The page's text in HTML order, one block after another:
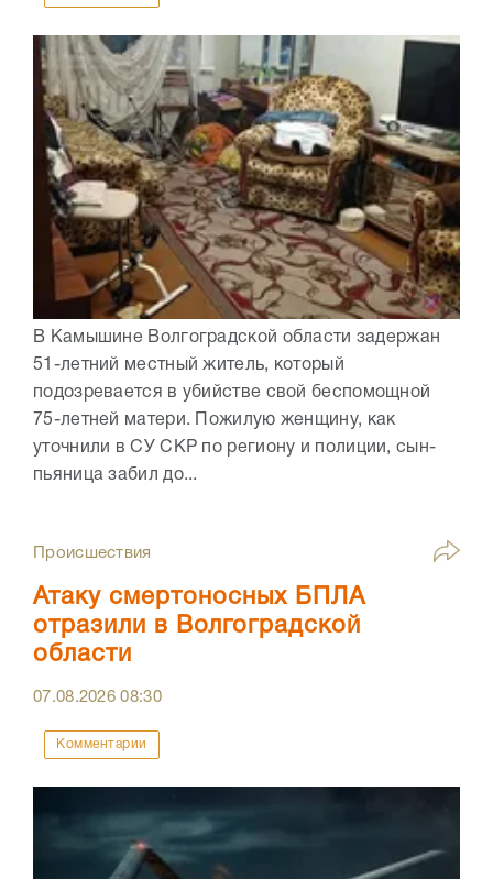
В Камышине Волгоградской области задержан
51-летний местный житель, который
подозревается в убийстве свой беспомощной
75-летней матери. Пожилую женщину, как
уточнили в СУ СКР по региону и полиции, сын-
пьяница забил до...
Происшествия
Атаку смертоносных БПЛА
отразили в Волгоградской
области
07.08.202608:30
Комментарии